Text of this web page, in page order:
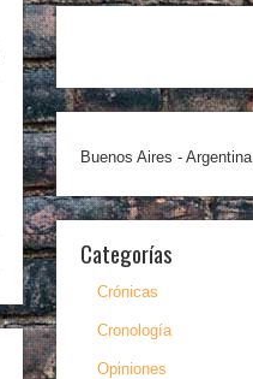
Buenos Aires - Argentina
Categorías
Crónicas
Cronología
Opiniones